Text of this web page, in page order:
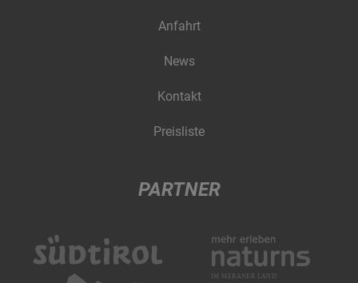
Anfahrt
News
Kontakt
Preisliste
PARTNER